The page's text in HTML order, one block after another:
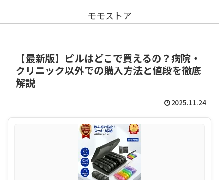
モモストア
【最新版】ピルはどこで買えるの？病院・
クリニック以外での購入方法と値段を徹底
解説
2025.11.24